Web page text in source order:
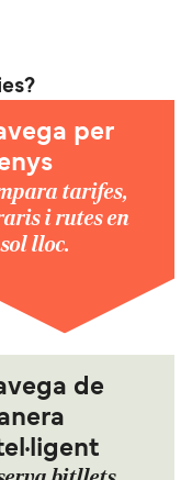
per
tarifes,
i rutes en
lloc.
de